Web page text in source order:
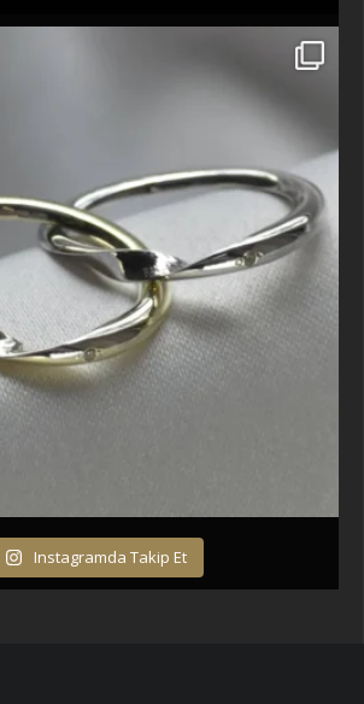
Instagramda Takip Et